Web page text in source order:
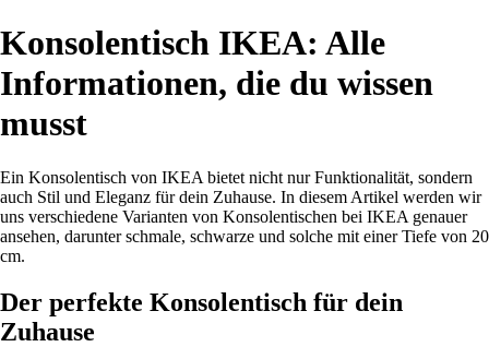
Konsolentisch IKEA: Alle
Informationen, die du wissen
musst
Ein Konsolentisch von IKEA bietet nicht nur Funktionalität, sondern
auch Stil und Eleganz für dein Zuhause. In diesem Artikel werden wir
uns verschiedene Varianten von Konsolentischen bei IKEA genauer
ansehen, darunter schmale, schwarze und solche mit einer Tiefe von 20
cm.
Der perfekte Konsolentisch für dein
Zuhause